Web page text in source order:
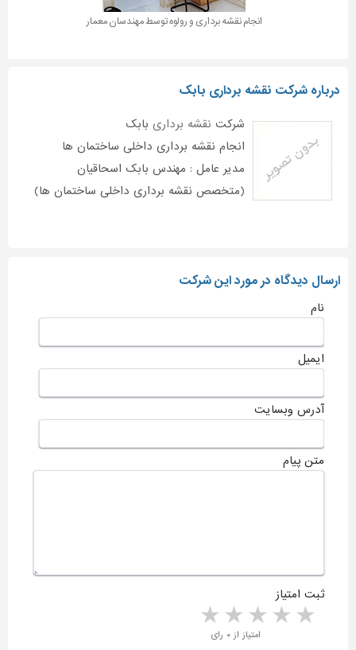
انجام نقشه برداری و رولوه توسط مهندسان معمار
درباره شرکت نقشه برداری بابک
شرکت نقشه برداری بابک
انجام نقشه برداری داخلی ساختمان ها
مدیر عامل : مهندس بابک اسحاقیان
(متخصص نقشه برداری داخلی ساختمان ها)
ارسال دیدگاه در مورد این شرکت
نام
ایمیل
آدرس وبسایت
متن پیام
ثبت امتیاز
4 stars 3 stars 2 stars 1 star امتیاز از ۰ رای